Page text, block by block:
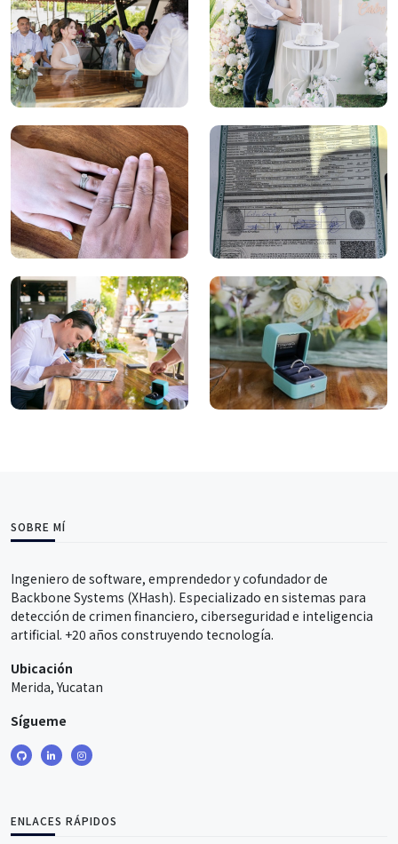
SOBRE MÍ
Ingeniero de software, emprendedor y cofundador de
Backbone Systems (XHash). Especializado en sistemas para
detección de crimen financiero, ciberseguridad e inteligencia
artificial. +20 años construyendo tecnología.
Ubicación
Merida, Yucatan
Sígueme
ENLACES RÁPIDOS